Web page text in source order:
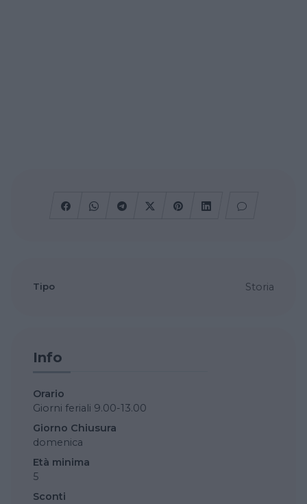
Tipo Storia
Info
Orario
Giorni feriali 9.00-13.00
Giorno Chiusura
domenica
Età minima
5
Sconti